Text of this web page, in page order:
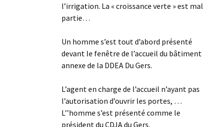
l’irrigation. La « croissance verte » est mal
partie…
Un homme s’est tout d’abord présenté
devant le fenêtre de l’accueil du bâtiment
annexe de la DDEA Du Gers.
L’agent en charge de l’accueil n’ayant pas
l’autorisation d’ouvrir les portes, …
L’’homme s’est présenté comme le
président du CDJA du Gers.